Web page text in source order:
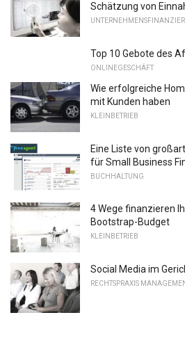
Schätzung von
Top 10 Gebote des
ONLINEGESCHÄFT
Wie erfolgreiche
mit Kunden haben
KLEINBETRIEB
Eine Liste von
für Small Business
BUCHHALTUNG
4 Wege finanzieren
Bootstrap-Budget
KLEINBETRIEB
Social Media im
RECHTSPRAXIS